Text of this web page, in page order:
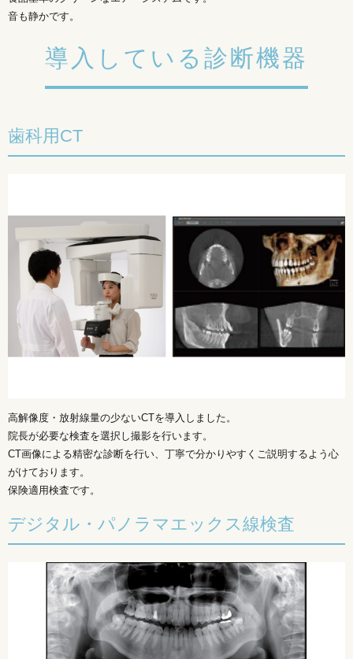
音も静かです。
導入している診断機器
歯科用CT
高解像度・放射線量の少ないCTを導入しました。
院長が必要な検査を選択し撮影を行います。
CT画像による精密な診断を行い、丁寧で分かりやすくご説明するよう心
がけております。
保険適用検査です。
デジタル・パノラマエックス線検査